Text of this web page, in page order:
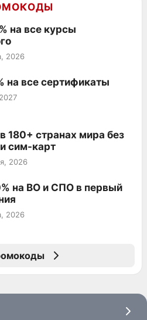
на все курсы
2026
на все сертификаты
180+ странах мира без
сим-карт
2026
на ВО и СПО в первый
2026